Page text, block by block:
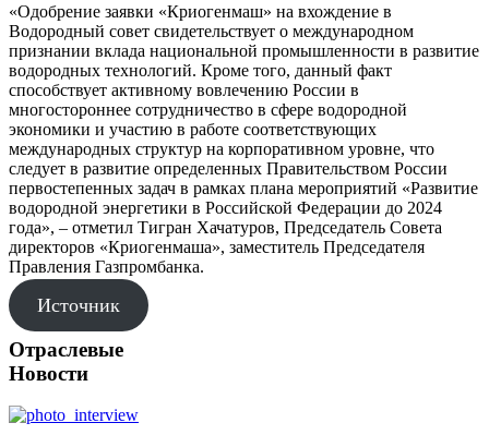
«Одобрение заявки «Криогенмаш» на вхождение в
Водородный совет свидетельствует о международном
признании вклада национальной промышленности в развитие
водородных технологий. Кроме того, данный факт
способствует активному вовлечению России в
многостороннее сотрудничество в сфере водородной
экономики и участию в работе соответствующих
международных структур на корпоративном уровне, что
следует в развитие определенных Правительством России
первостепенных задач в рамках плана мероприятий «Развитие
водородной энергетики в Российской Федерации до 2024
года», – отметил Тигран Хачатуров, Председатель Совета
директоров «Криогенмаша», заместитель Председателя
Правления Газпромбанка.
Источник
Отраслевые
Новости